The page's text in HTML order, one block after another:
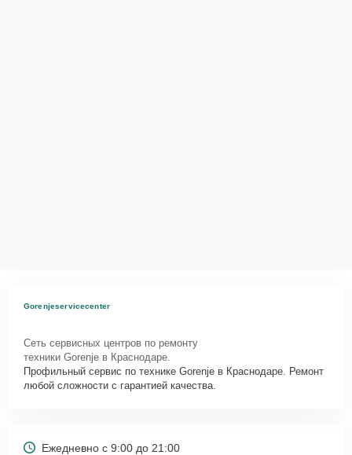
Gorenjeservicecenter
Сеть сервисных центров по ремонту
техники Gorenje в Краснодаре.
Профильный сервис по технике Gorenje в Краснодаре. Ремонт
любой сложности с гарантией качества.
Ежедневно с 9:00 до 21:00